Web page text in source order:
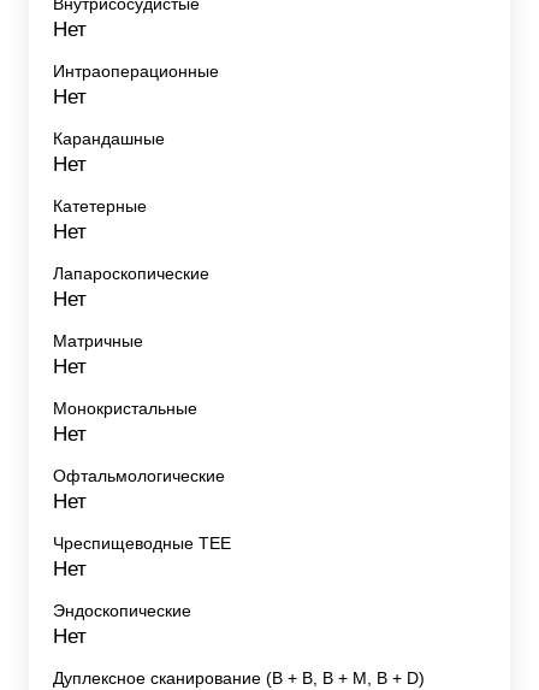
Нет
Интраоперационные
Нет
Карандашные
Нет
Катетерные
Нет
Лапароскопические
Нет
Матричные
Нет
Монокристальные
Нет
Офтальмологические
Нет
Чреспищеводные TEE
Нет
Эндоскопические
Нет
Дуплексное сканирование (В + В, В + М, В + D)